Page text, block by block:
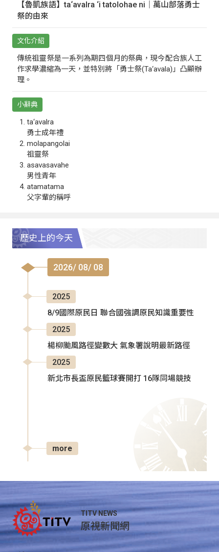
【魯凱族語】ta‘avalra ‘i tatolohae ni｜萬山部落勇士
祭的由來
文化介紹
傳統祖靈祭是一系列為期四個月的祭典，現今配合族人工
作求學濃縮為一天，並特別將「勇士祭(Ta‘avala)」凸顯辦
理。
小辭典
ta‘avalra
勇士成年禮
molapangolai
祖靈祭
asavasavahe
男性青年
atamatama
父字輩的稱呼
歷史上的今天
2026/ 08/ 08
2025
8/9國際原民日 聯合國強調原民知識重要性
2025
楊柳颱風路徑變數大 氣象署說明最新路徑
2025
新北市長盃原民籃球賽開打 16隊同場競技
more
TITV NEWS
原視新聞網